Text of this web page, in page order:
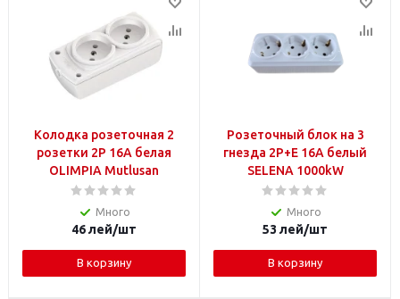
Колодка розеточная 2
розетки 2P 16А белая
OLIMPIA Mutlusan
Много
46лей/шт
В корзину
Розеточный блок на 3
гнезда 2P+Е 16A белый
SELENA 1000kW
Много
53 лей/шт
В корзину